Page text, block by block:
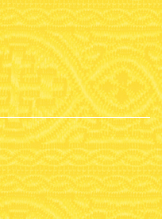
ΣΤΑΥΡΌΣ ΚΑΜΠΥΛΩΤΌΣ
8X6MM K14
Κωδικός:t-805100084
$37.62
ΜΑΣ